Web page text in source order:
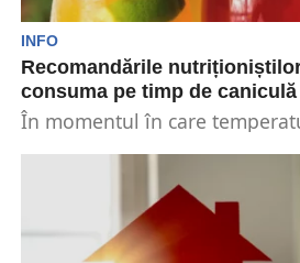
INFO
Recomandările
consuma pe timp de caniculă
În momentul în care